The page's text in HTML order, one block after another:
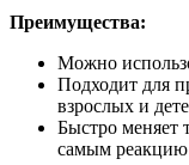
Преимущества:
Можно
Подходит для
взрослых и
Быстро меняет
самым реакцию